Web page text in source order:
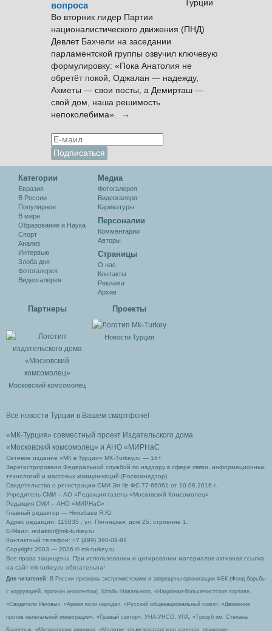
вопроса
Во вторник лидер Партии
националистического движения (ПНД)
Девлет Бахчели на заседании
парламентской группы озвучил ключевую
формулировку: «Пока Анатолия не
обретёт покой, Оджалан — надежду,
Ахметы — свои посты, а Демирташ —
свой дом, наша решимость
непоколебима». →
Категории
Евразия
В России
Популярное
В мире
Образование и Наука
Спорт
Анализ
Интервью
Злоба дня
Фотогалерея
Видеогалерея
Медиа
Фотогалерея
Видеогалеря
Карикатуры
Персоналии
Комментарии
Авторы
Cтраницы
О нас
Контакты
Реклама
Архив
Партнеры
Московский комсомолец
Проекты
Новости Турции
Все новости Турции в Вашем смартфоне!
«МК-Турция» совместный проект Издательского дома
«Московский комсомолец» и АНО «МИРНаС
Сетевое издание «МК в Турции» MK-Turkey.ru — 16+
Зарегистрировано Федеральной службой по надзору в сфере связи, информационных
технологий и массовых коммуникаций (Роскомнадзор).
Свидетельство о регистрации СМИ Эл № ФС 77-66061 от 10.06.2016 г.
Учредитель СМИ – АО «Редакция газеты «Московский Комсомолец»
Редакция СМИ – АНО «МИРНаС»
Главный редактор — Ниязбаев Я.Ю.
Адрес редакции: 115035 , ул. Пятницкая, дом 25, строение 1.
Е-Маил: redaktor@mk-turkey.ru
Контактный телефон: +7 (499) 390-08-91
Copyright 2003 — 2026 © mk-turkey.ru
Все права защищены. При использовании и цитировании материалов активная ссылка
на сайт mk-turkey.ru обязательна!
Для читателей : В России признаны экстремистскими и запрещены организации ФБК (Фонд борьбы
с коррупцией, признан иноагентом), Штабы Навального, «Национал-большевистская партия»,
«Свидетели Иеговы», «Армия воли народа», «Русский общенациональный союз», «Движение
против нелегальной иммиграции», «Правый сектор», УНА-УНСО, УПА, «Тризуб им. Степана